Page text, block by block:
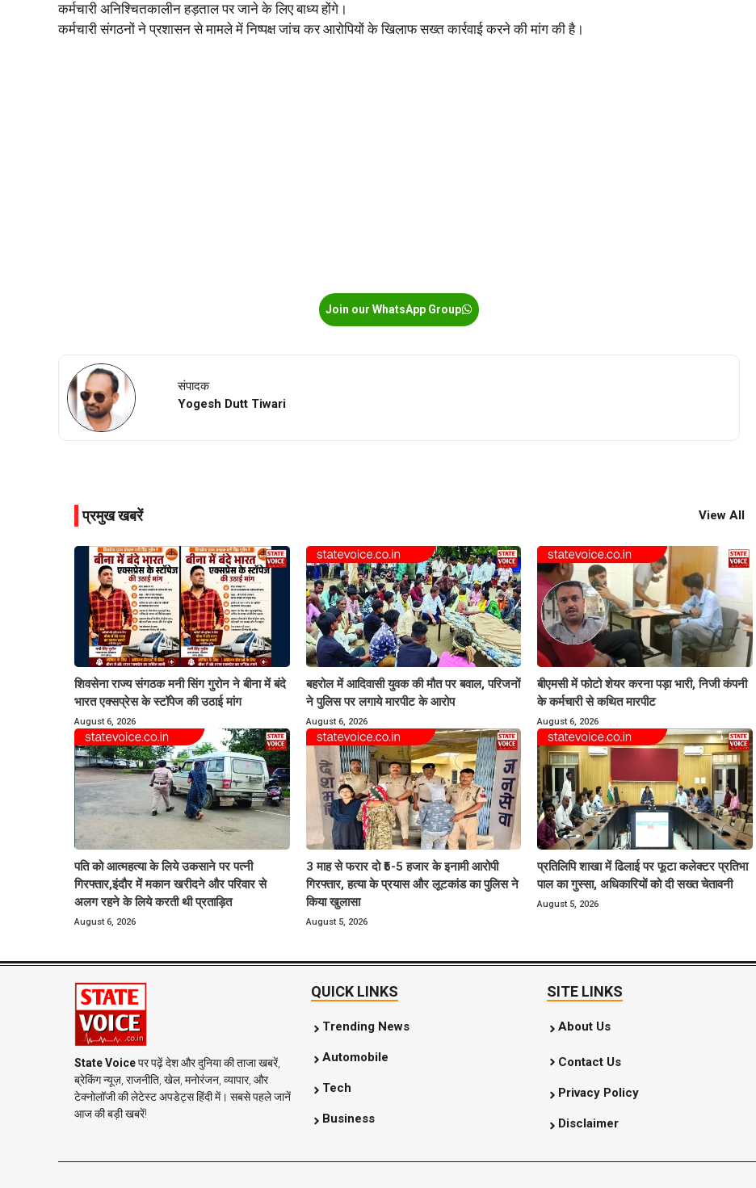
कर्मचारी अनिश्चितकालीन हड़ताल पर जाने के लिए बाध्य होंगे।
कर्मचारी संगठनों ने प्रशासन से मामले में निष्पक्ष जांच कर आरोपियों के खिलाफ सख्त कार्रवाई करने की मांग की है।
Join our WhatsApp Group
संपादक
Yogesh Dutt Tiwari
प्रमुख खबरें View All
शिवसेना राज्य संगठक मनी सिंग गुरोन ने बीना में बंदे
भारत एक्सप्रेस के स्टॉपेज की उठाई मांग
August 6, 2026
बहरोल में आदिवासी युवक की मौत पर बवाल, परिजनों
ने पुलिस पर लगाये मारपीट के आरोप
August 6, 2026
बीएमसी में फोटो शेयर करना पड़ा भारी, निजी कंपनी
के कर्मचारी से कथित मारपीट
August 6, 2026
पति को आत्महत्या के लिये उकसाने पर पत्नी
गिरफ्तार,इंदौर में मकान खरीदने और परिवार से
अलग रहने के लिये करती थी प्रताड़ित
August 6, 2026
3 माह से फरार दो ₹5-5 हजार के इनामी आरोपी
गिरफ्तार, हत्या के प्रयास और लूटकांड का पुलिस ने
किया खुलासा
August 5, 2026
प्रतिलिपि शाखा में ढिलाई पर फूटा कलेक्टर प्रतिभा
पाल का गुस्सा, अधिकारियों को दी सख्त चेतावनी
August 5, 2026
State Voiceपर पढ़ें देश और दुनिया की ताजा खबरें,
ब्रेकिंग न्यूज़, राजनीति, खेल, मनोरंजन, व्यापार, और
टेक्नोलॉजी की लेटेस्ट अपडेट्स हिंदी में। सबसे पहले जानें
आज की बड़ी खबरें!
QUICK LINKS
Trending News
Automobile
Tech
Business
SITE LINKS
About Us
Contact Us
Privacy Policy
Disclaimer